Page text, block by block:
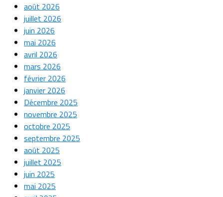
août 2026
juillet 2026
juin 2026
mai 2026
avril 2026
mars 2026
février 2026
janvier 2026
Décembre 2025
novembre 2025
octobre 2025
septembre 2025
août 2025
juillet 2025
juin 2025
mai 2025